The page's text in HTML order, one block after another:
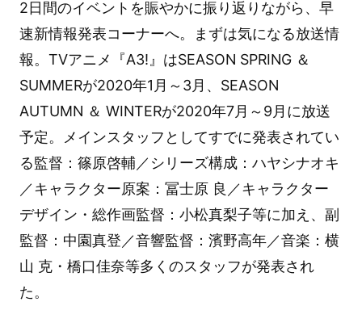
2日間のイベントを賑やかに振り返りながら、早
速新情報発表コーナーへ。まずは気になる放送情
報。TVアニメ『A3!』はSEASON SPRING ＆
SUMMERが2020年1月～3月、SEASON
AUTUMN ＆ WINTERが2020年7月～9月に放送
予定。メインスタッフとしてすでに発表されてい
る監督：篠原啓輔／シリーズ構成：ハヤシナオキ
／キャラクター原案：冨士原 良／キャラクター
デザイン・総作画監督：小松真梨子等に加え、副
監督：中園真登／音響監督：濱野高年／音楽：横
山 克・橋口佳奈等多くのスタッフが発表され
た。